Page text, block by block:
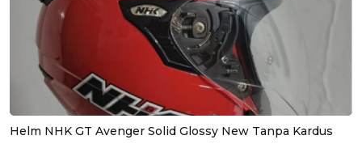
Helm NHK GT Avenger Solid Glossy New Tanpa Kardus